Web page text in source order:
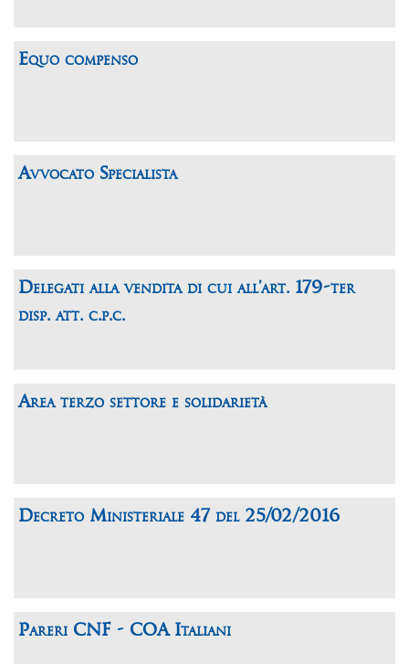
Equo compenso
Avvocato Specialista
Delegati alla vendita di cui all’art. 179-ter
disp. att. c.p.c.
Area terzo settore e solidarietà
Decreto Ministeriale 47 del 25/02/2016
Pareri CNF - COA Italiani